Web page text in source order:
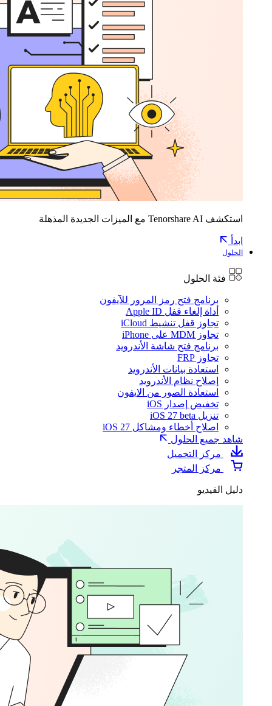
استكشف Tenorshare AI مع الميزات الجديدة المذهلة
ابدأ
الحلول
فئة الحلول
برنامج فتح رمز المرور للآيفون
أداة إلغاء قفل Apple ID
تجاوز قفل تنشيط iCloud
تجاوز MDM على iPhone
برنامج فتح شاشة الأندرويد
تجاوز FRP
استعادة بيانات الأندرويد
إصلاح نظام الأندرويد
استعادة الصور من الايفون
تخفيض إصدار iOS
تنزيل iOS 27 beta
اصلاح أخطاء ومشاكل iOS 27
شاهد جميع الحلول
مركز التحميل
مركز المتجر
دليل الفيديو